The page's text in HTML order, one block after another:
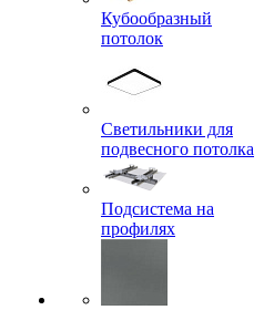
Кубообразный
потолок
Светильники для
подвесного потолка
Подсистема на
профилях